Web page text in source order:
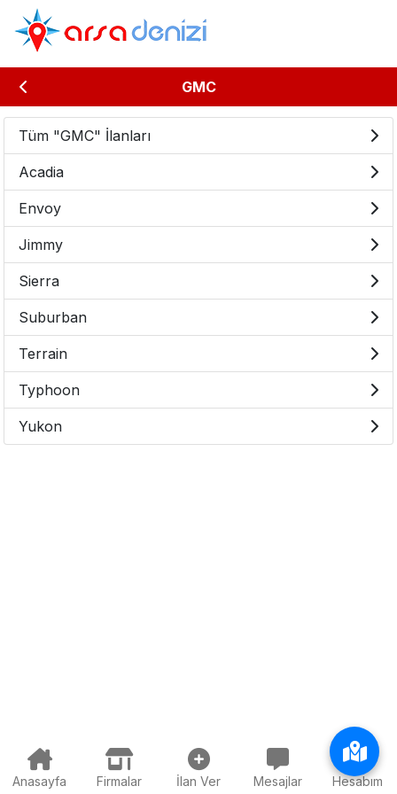
GMC
Tüm "GMC" İlanları
Acadia
Envoy
Jimmy
Sierra
Suburban
Terrain
Typhoon
Yukon
Anasayfa Firmalar İlan Ver Mesajlar Hesabım